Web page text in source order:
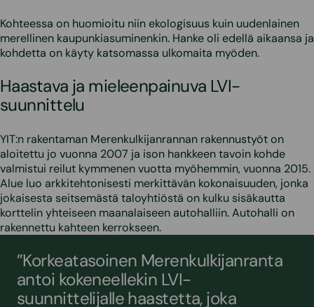
Kohteessa on huomioitu niin ekologisuus kuin uudenlainen
merellinen kaupunkiasuminenkin. Hanke oli edellä aikaansa ja
kohdetta on käyty katsomassa ulkomaita myöden.
Haastava ja mieleenpainuva LVI-
suunnittelu
YIT:n rakentaman Merenkulkijanrannan rakennustyöt on
aloitettu jo vuonna 2007 ja ison hankkeen tavoin kohde
valmistui reilut kymmenen vuotta myöhemmin, vuonna 2015.
Alue luo arkkitehtonisesti merkittävän kokonaisuuden, jonka
jokaisesta seitsemästä taloyhtiöstä on kulku sisäkautta
korttelin yhteiseen maanalaiseen autohalliin. Autohalli on
rakennettu kahteen kerrokseen.
”Korkeatasoinen Merenkulkijanranta
antoi kokeneellekin LVI-
suunnittelijalle haastetta, joka